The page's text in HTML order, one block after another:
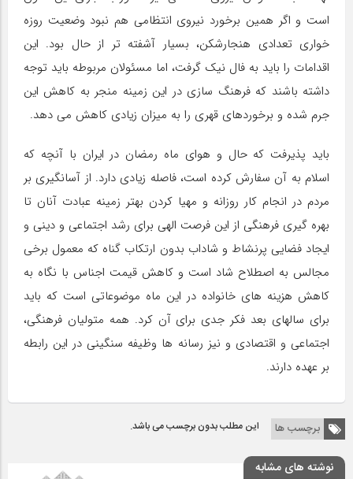
است و اگر همین برخورد نیروی انتظامی هم نبود وضعیت روزه
خواری تعدادی هنجارشکن، بسیار آشفته تر از حال بود. این
اقدامات را باید به فال نیک گرفت، اما مسئولان مربوطه باید توجه
داشته باشند که فرهنگ سازی در این زمینه منجر به کاهش این
جرم شده و برخوردهای قهری را به میزان زیادی کاهش می دهد.
باید پذیرفت که حال و هوای ماه رمضان در ایران با آنچه که
اسلام به آن سفارش کرده است، فاصله زیادی دارد. از آسانگیری بر
مردم در انجام کار روزانه و مهیا کردن بهتر زمینه عبادت آنان تا
بهره گیری فرهنگی از این فرصت الهی برای رشد اجتماعی و دینی و
ایجاد فضایی پرنشاط و شاداب بدون ارتکاب گناه که معمول برخی
مجالس به اصطلاح شاد است و کاهش قیمت اجناس با نگاه به
کاهش هزینه های خانواده در این ماه موضوعاتی است که باید
برای سالهای بعد فکر جدی برای آن کرد. همه متولیان فرهنگی،
اجتماعی و اقتصادی و نیز رسانه ها وظیفه سنگینی در این رابطه
بر عهده دارند.
برچسب ها این مطلب بدون برچسب می باشد.
نوشته های مشابه